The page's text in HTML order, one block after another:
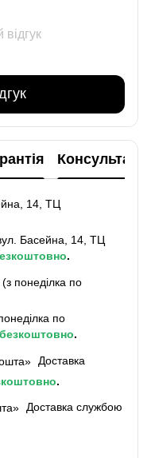
Консультація
Басейна, 14, ТЦ
.
по
безкоштовно.
Доставка
.
Доставка службою